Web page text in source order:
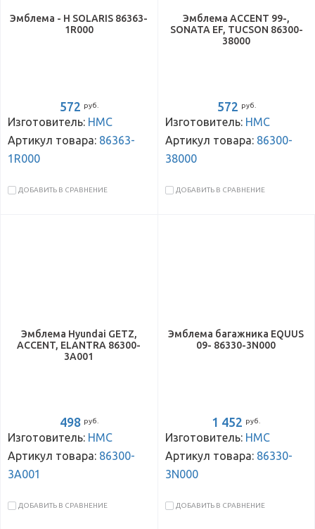
Эмблема - Н SOLARIS 86363-
1R000
572 руб.
Изготовитель: HMC
Артикул товара: 86363-
1R000
ДОБАВИТЬ В СРАВНЕНИЕ
Эмблема ACCENT 99-,
SONATA EF, TUCSON 86300-
38000
572 руб.
Изготовитель: HMC
Артикул товара: 86300-
38000
ДОБАВИТЬ В СРАВНЕНИЕ
Эмблема Hyundai GETZ,
ACCENT, ELANTRA 86300-
3A001
498 руб.
Изготовитель: HMC
Артикул товара: 86300-
3A001
ДОБАВИТЬ В СРАВНЕНИЕ
Эмблема багажника EQUUS
09- 86330-3N000
1 452 руб.
Изготовитель: HMC
Артикул товара: 86330-
3N000
ДОБАВИТЬ В СРАВНЕНИЕ